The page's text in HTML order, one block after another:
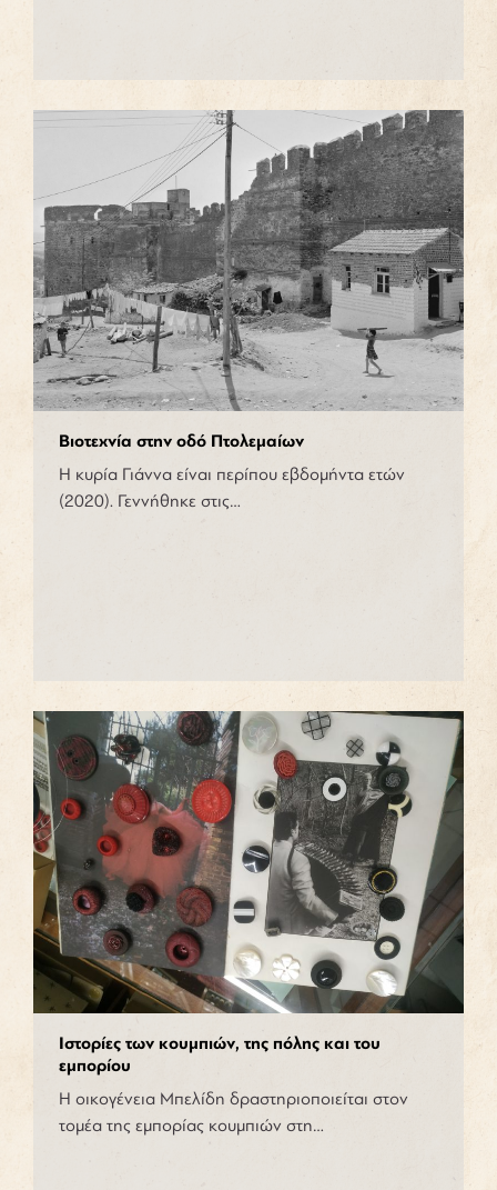
Βιοτεχνία στην οδό Πτολεμαίων
Η κυρία Γιάννα είναι περίπου εβδομήντα ετών
(2020). Γεννήθηκε στις…
Ιστορίες των κουμπιών, της πόλης και του
εμπορίου
Η οικογένεια Μπελίδη δραστηριοποιείται στον
τομέα της εμπορίας κουμπιών στη…